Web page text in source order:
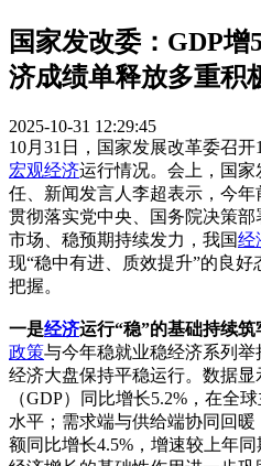
国家发改委：GDP
济成绩单释放多重积
2025-10-31 12:29:45
10月31日，国家发展改革委召
宏观经济运行情况。会上，国
任、新闻发言人李超表示，今
贯彻落实党中央、国务院决策
市场、稳预期持续发力，我国经
现“稳中有进、质效提升”的良
把握。
一是经济运行“稳”的基础持续筑
政策与今年稳就业稳经济系列
经济大盘保持平稳运行。数据
（GDP）同比增长5.2%，在全
水平；需求端与供给端协同回
额同比增长4.5%，增速较上年